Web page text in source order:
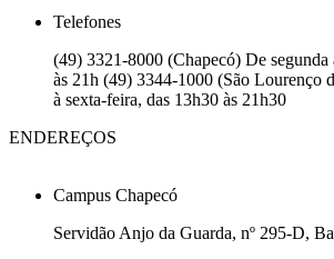
Telefones
(49) 3321-8000 (Chapecó) De segunda
às 21h (49) 3344-1000 (São Lourenço
à sexta-feira, das 13h30 às 21h30
ENDEREÇOS
Campus Chapecó
Servidão Anjo da Guarda, nº 295-D,